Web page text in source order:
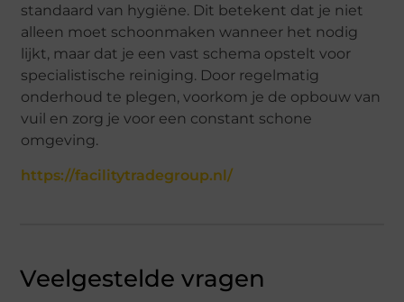
standaard van hygiëne. Dit betekent dat je niet
alleen moet schoonmaken wanneer het nodig
lijkt, maar dat je een vast schema opstelt voor
specialistische reiniging. Door regelmatig
onderhoud te plegen, voorkom je de opbouw van
vuil en zorg je voor een constant schone
omgeving.
https://facilitytradegroup.nl/
Veelgestelde vragen